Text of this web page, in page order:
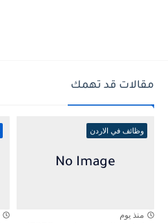
مقالات قد تهمك
وظائف في الاردن
منذ يوم